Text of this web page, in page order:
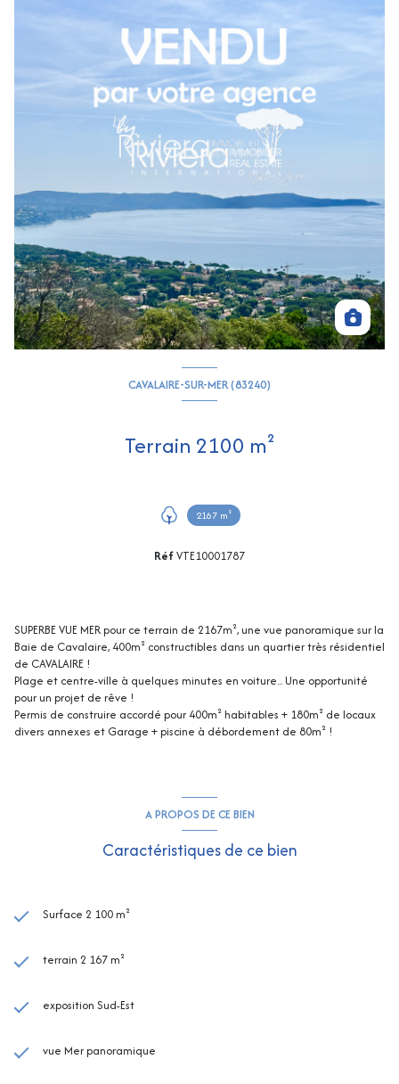
CAVALAIRE-SUR-MER (83240)
Terrain 2100 m²
2167 m²
RéfVTE10001787
SUPERBE VUE MER pour ce terrain de 2167m², une vue panoramique sur la
Baie de Cavalaire, 400m² constructibles dans un quartier très résidentiel
de CAVALAIRE !
Plage et centre-ville à quelques minutes en voiture... Une opportunité
pour un projet de rêve !
Permis de construire accordé pour 400m² habitables + 180m² de locaux
divers annexes et Garage + piscine à débordement de 80m² !
A PROPOS DE CE BIEN
Caractéristiques de ce bien
Surface 2 100 m²
terrain 2 167 m²
exposition Sud-Est
vue Mer panoramique